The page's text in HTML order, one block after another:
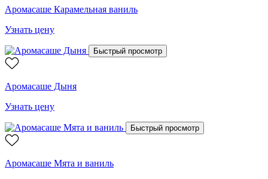
Аромасаше Карамельная ваниль
Узнать цену
Быстрый просмотр
Аромасаше Дыня
Узнать цену
Быстрый просмотр
Аромасаше Мята и ваниль